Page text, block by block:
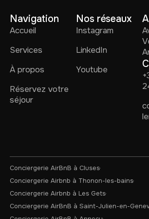
Navigation
Accueil
Services
À propos
Réservez votre
séjour
Nos réseaux
Instagram
LinkedIn
Youtube
Conciergerie AirBnB à Cluses
Conciergerie Airbnb à Thonon-les-bains
Conciergerie Airbnb à Les Gets
Conciergerie AirBnB à Saint-Julien-en-